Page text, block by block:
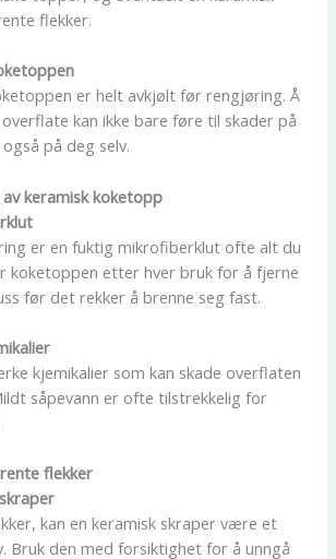
flekker.
er helt avkjølt før rengjøring. Å
kan ikke bare føre til skader på
på deg selv.
keramisk koketopp
er en fuktig mikrofiberklut ofte alt du
koketoppen etter hver bruk for å fjerne
før det rekker å brenne seg fast.
kjemikalier som kan skade overflaten
såpevann er ofte tilstrekkelig for
flekker
kan en keramisk skraper være et
Bruk den med forsiktighet for å unngå